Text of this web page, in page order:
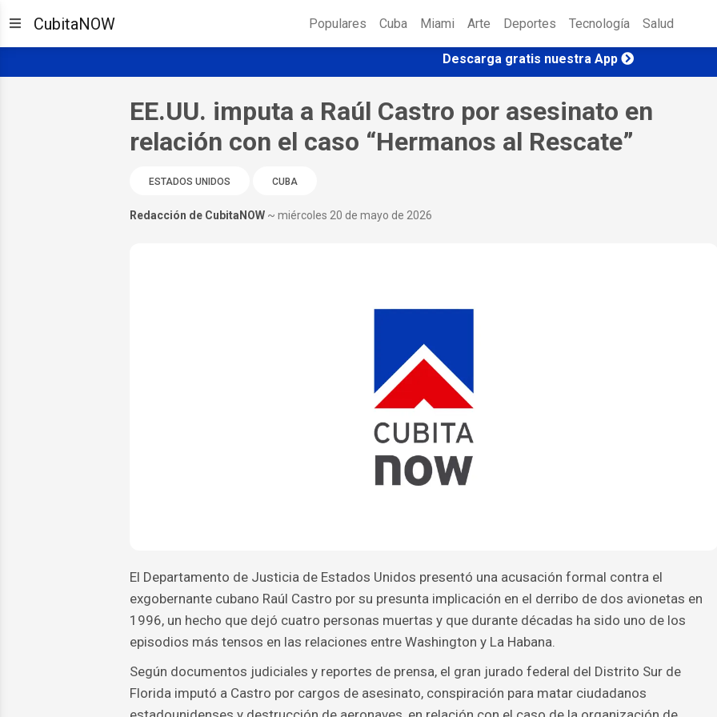
CubitaNOW Populares Cuba Miami Arte Deportes Tecnología Salud
Descarga gratis nuestra App
EE.UU. imputa a Raúl Castro por asesinato en
relación con el caso “Hermanos al Rescate”
ESTADOS UNIDOS CUBA
Redacción de CubitaNOW ~ miércoles 20 de mayo de 2026
El Departamento de Justicia de Estados Unidos presentó una acusación formal contra el
exgobernante cubano Raúl Castro por su presunta implicación en el derribo de dos avionetas en
1996, un hecho que dejó cuatro personas muertas y que durante décadas ha sido uno de los
episodios más tensos en las relaciones entre Washington y La Habana.
Según documentos judiciales y reportes de prensa, el gran jurado federal del Distrito Sur de
Florida imputó a Castro por cargos de asesinato, conspiración para matar ciudadanos